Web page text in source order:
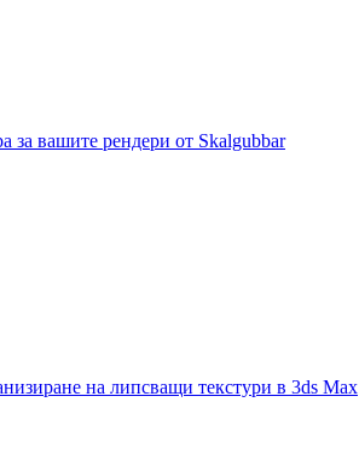
за вашите рендери от Skalgubbar
на липсващи текстури в 3ds Max